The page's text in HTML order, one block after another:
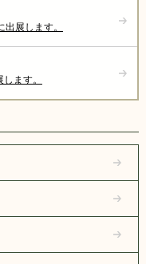
展します。
ます。